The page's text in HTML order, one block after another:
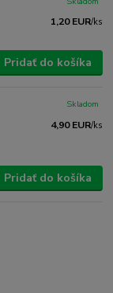
1,20 EUR/ks
Pridať do košíka
4,90 EUR/ks
Skladom
Pridať do košíka